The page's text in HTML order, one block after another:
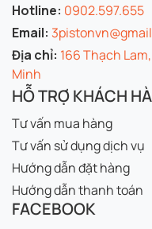
Hotline: 0902.597.655
Email:
Địa chỉ: 166 Thạch
Minh
HỖ TRỢ KHÁCH
Tư vấn mua hàng
Tư vấn sử dụng dịch vụ
Hướng dẫn đặt hàng
Hướng dẫn thanh toán
FACEBOOK